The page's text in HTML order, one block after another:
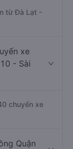
từ Đà Lạt -
xe
- Sài
chuyến xe
Quận